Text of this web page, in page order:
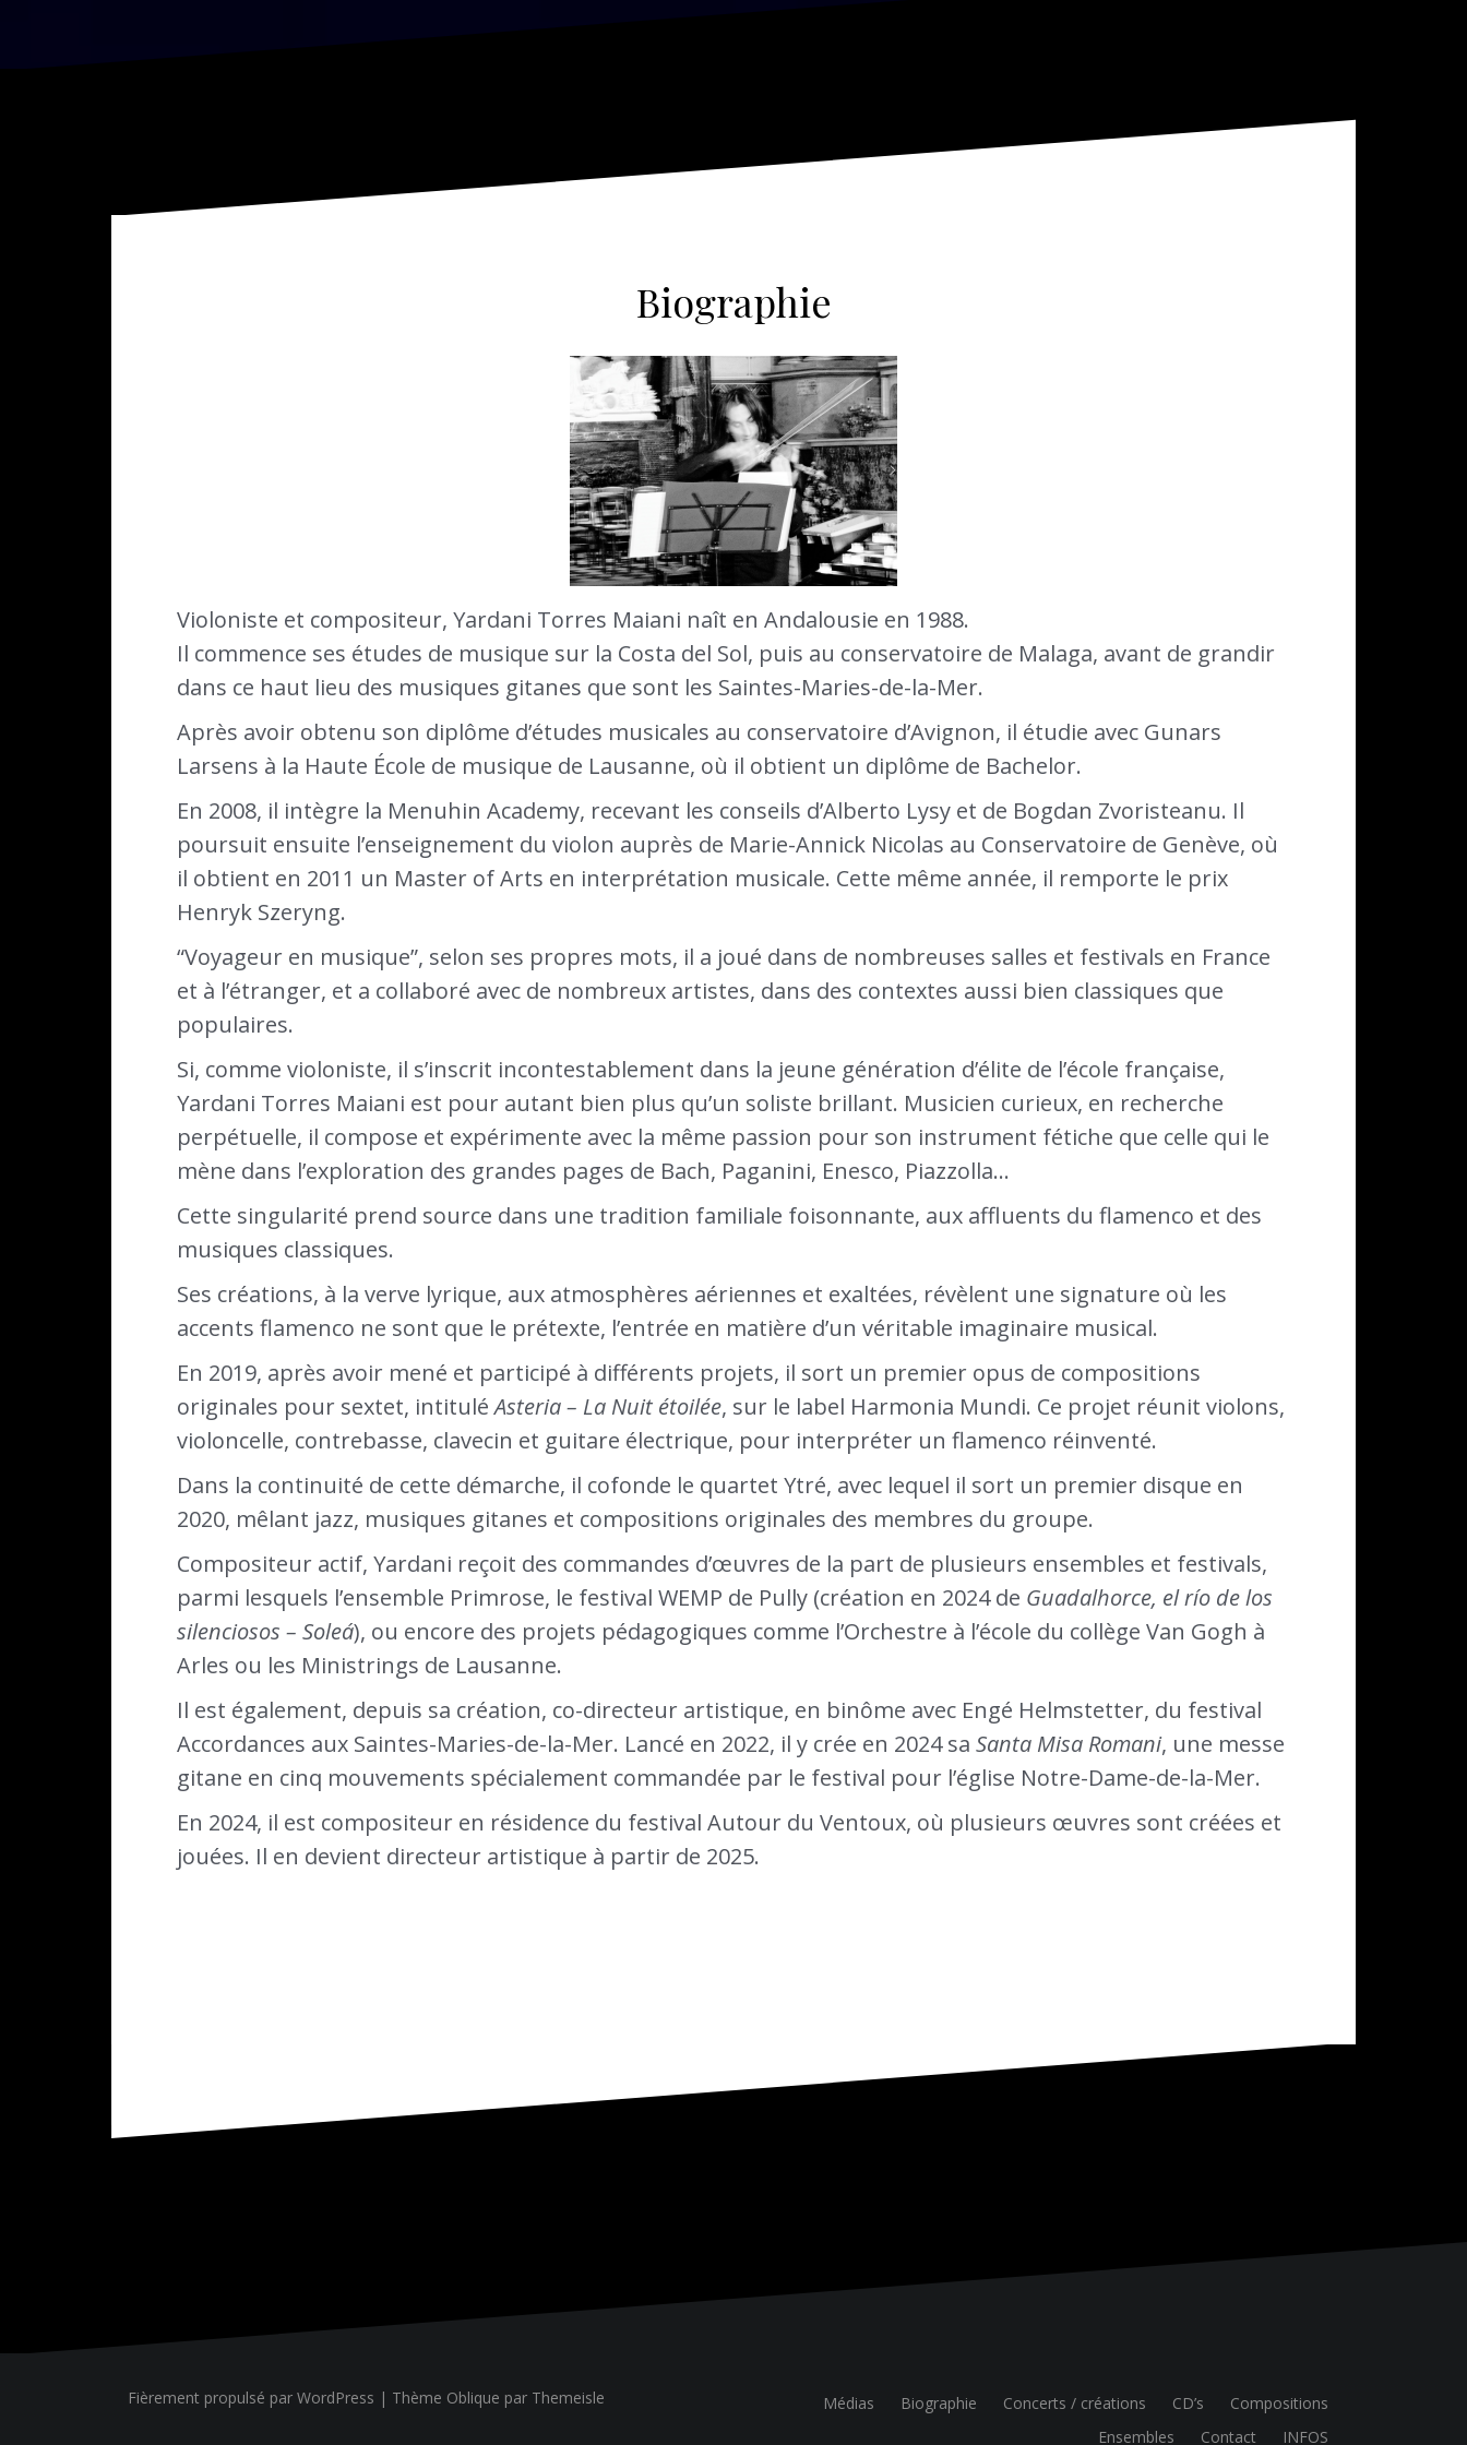
Biographie
Violoniste et compositeur, Yardani Torres Maiani naît en Andalousie en 1988.
Il commence ses études de musique sur la Costa del Sol, puis au conservatoire de Malaga, avant de grandir
dans ce haut lieu des musiques gitanes que sont les Saintes-Maries-de-la-Mer.
Après avoir obtenu son diplôme d’études musicales au conservatoire d’Avignon, il étudie avec Gunars
Larsens à la Haute École de musique de Lausanne, où il obtient un diplôme de Bachelor.
En 2008, il intègre la Menuhin Academy, recevant les conseils d’Alberto Lysy et de Bogdan Zvoristeanu. Il
poursuit ensuite l’enseignement du violon auprès de Marie-Annick Nicolas au Conservatoire de Genève, où
il obtient en 2011 un Master of Arts en interprétation musicale. Cette même année, il remporte le prix
Henryk Szeryng.
“Voyageur en musique”, selon ses propres mots, il a joué dans de nombreuses salles et festivals en France
et à l’étranger, et a collaboré avec de nombreux artistes, dans des contextes aussi bien classiques que
populaires.
Si, comme violoniste, il s’inscrit incontestablement dans la jeune génération d’élite de l’école française,
Yardani Torres Maiani est pour autant bien plus qu’un soliste brillant. Musicien curieux, en recherche
perpétuelle, il compose et expérimente avec la même passion pour son instrument fétiche que celle qui le
mène dans l’exploration des grandes pages de Bach, Paganini, Enesco, Piazzolla…
Cette singularité prend source dans une tradition familiale foisonnante, aux affluents du flamenco et des
musiques classiques.
Ses créations, à la verve lyrique, aux atmosphères aériennes et exaltées, révèlent une signature où les
accents flamenco ne sont que le prétexte, l’entrée en matière d’un véritable imaginaire musical.
En 2019, après avoir mené et participé à différents projets, il sort un premier opus de compositions
originales pour sextet, intituléAsteria – La Nuit étoilée, sur le label Harmonia Mundi. Ce projet réunit violons,
violoncelle, contrebasse, clavecin et guitare électrique, pour interpréter un flamenco réinventé.
Dans la continuité de cette démarche, il cofonde le quartet Ytré, avec lequel il sort un premier disque en
2020, mêlant jazz, musiques gitanes et compositions originales des membres du groupe.
Compositeur actif, Yardani reçoit des commandes d’œuvres de la part de plusieurs ensembles et festivals,
parmi lesquels l’ensemble Primrose, le festival WEMP de Pully (création en 2024 de Guadalhorce, el río de los
silenciosos – Soleá), ou encore des projets pédagogiques comme l’Orchestre à l’école du collège Van Gogh à
Arles ou les Ministrings de Lausanne.
Il est également, depuis sa création, co-directeur artistique, en binôme avec Engé Helmstetter, du festival
Accordances aux Saintes-Maries-de-la-Mer. Lancé en 2022, il y crée en 2024 sa Santa Misa Romani, une messe
gitane en cinq mouvements spécialement commandée par le festival pour l’église Notre-Dame-de-la-Mer.
En 2024, il est compositeur en résidence du festival Autour du Ventoux, où plusieurs œuvres sont créées et
jouées. Il en devient directeur artistique à partir de 2025.
Fièrement propulsé par WordPress | Thème Oblique par Themeisle Médias Biographie Concerts / créations CD’s
Compositions
Ensembles
Contact INFOS